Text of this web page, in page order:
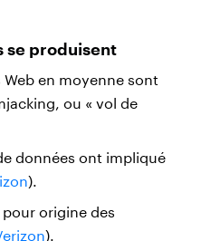
se produisent
en moyenne sont
ou « vol de
données ont impliqué
).
pour origine des
).